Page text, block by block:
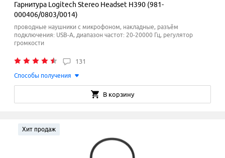
Гарнитура Logitech Stereo Headset H390 (981-
000406/0803/0014)
проводные наушники с микрофоном, накладные, разъём
подключения: USB-A, диапазон частот: 20-20000 Гц, регулятор
громкости
131
Способы получения
В корзину
Хит продаж